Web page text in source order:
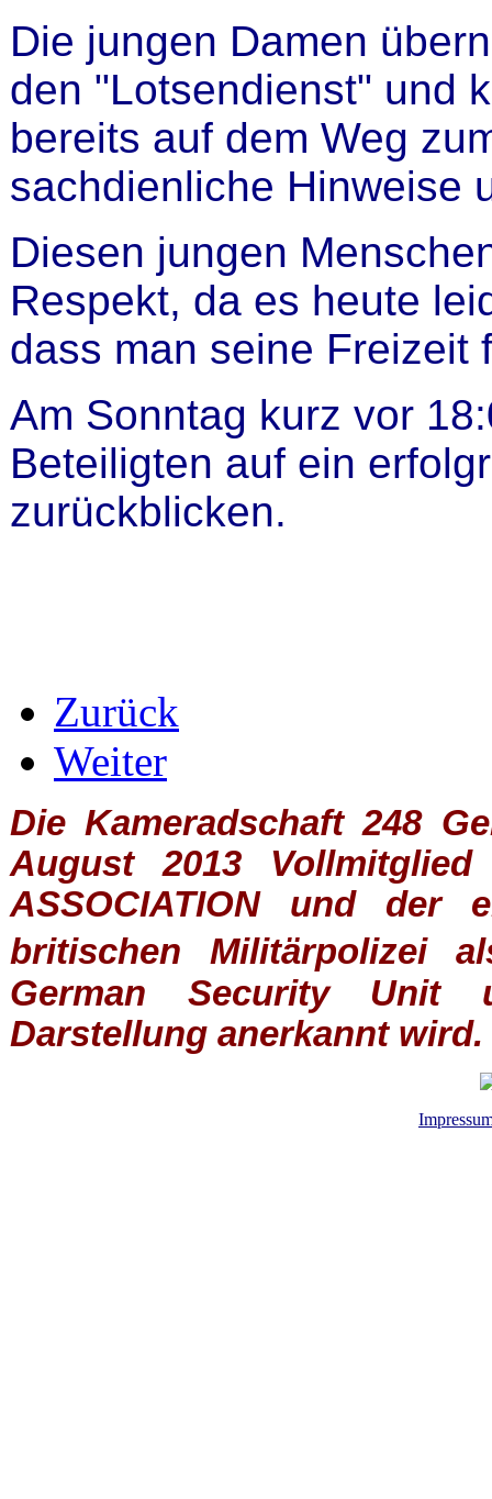
Die jungen Damen
den "Lotsendienst" und
bereits auf dem Weg
sachdienliche Hinweise
Diesen jungen
Respekt, da es heute
dass man seine Freizeit
Am Sonntag kurz vor
Beteiligten auf ein
zurückblicken.
Zurück
Weiter
Die Kameradschaft 248
August 2013
ASSOCIATIONund der
britischen
Militärpolizei
German Security Unit
Darstellung anerkannt wird.